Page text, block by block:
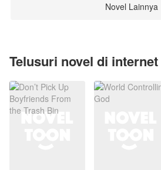
Novel Lainnya
Telusuri novel di internet